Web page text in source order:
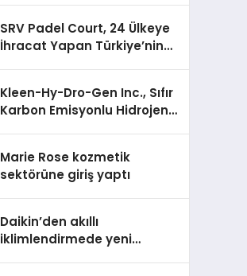
SRV Padel Court, 24 Ülkeye
İhracat Yapan Türkiye’nin
Kleen-Hy-Dro-Gen Inc., Sıfır
Karbon Emisyonlu Hidrojen
Aldı
Marie Rose kozmetik
sektörüne giriş yaptı
Daikin’den akıllı
iklimlendirmede yeni